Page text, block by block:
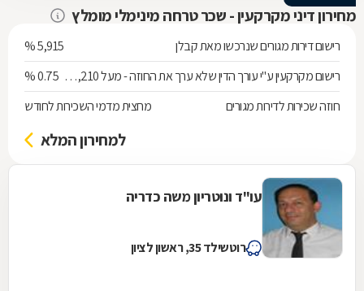
מחירון דיני מקרקעין - שכר טרחה מינימלי מומלץ
רישום דירות מגורים שנרכשו מאת קבלן
5,915 %
רישום מקרקעין ע"י עורך הדין שלא ערך את החוזה - מעל 538,210 ש"ח 0.75 %
חוזה שכירות לדירות מגורים
מחצית מדמי השכירות לחודש
למחירון המלא
עו"ד ונוטריון משה כדריה
רוטשילד 35, ראשון לציון